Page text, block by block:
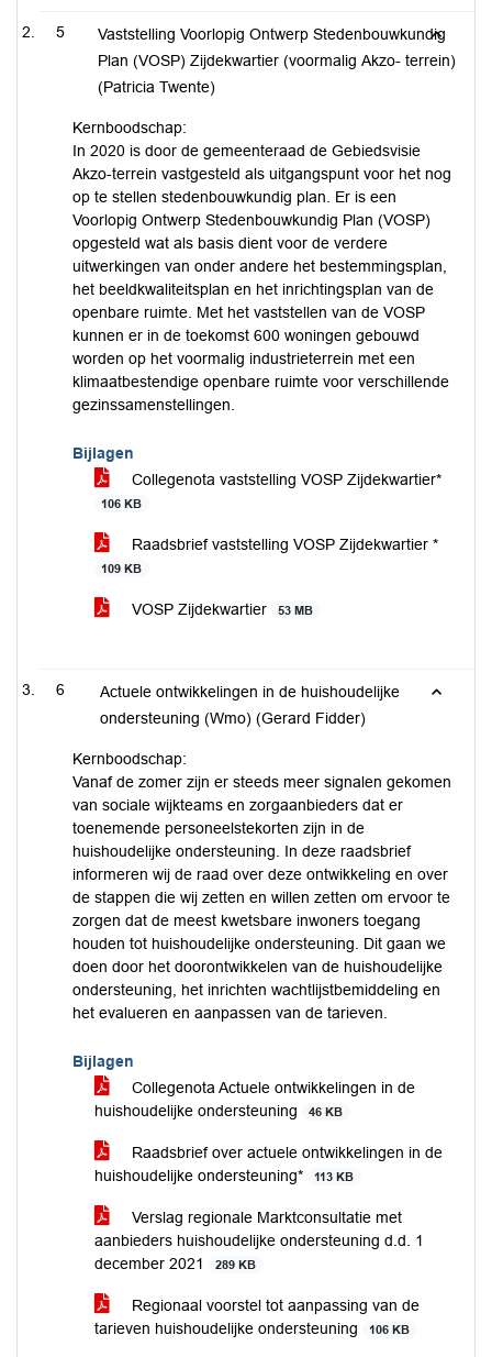
5
Vaststelling Voorlopig Ontwerp Stedenbouwkundig
Plan (VOSP) Zijdekwartier (voormalig Akzo- terrein)
(Patricia Twente)
Kernboodschap:
In 2020 is door de gemeenteraad de Gebiedsvisie
Akzo-terrein vastgesteld als uitgangspunt voor het nog
op te stellen stedenbouwkundig plan. Er is een
Voorlopig Ontwerp Stedenbouwkundig Plan (VOSP)
opgesteld wat als basis dient voor de verdere
uitwerkingen van onder andere het bestemmingsplan,
het beeldkwaliteitsplan en het inrichtingsplan van de
openbare ruimte. Met het vaststellen van de VOSP
kunnen er in de toekomst 600 woningen gebouwd
worden op het voormalig industrieterrein met een
klimaatbestendige openbare ruimte voor verschillende
gezinssamenstellingen.
Bijlagen
Collegenota vaststelling VOSP Zijdekwartier*
106 KB
Raadsbrief vaststelling VOSP Zijdekwartier *
109 KB
VOSP Zijdekwartier 53 MB
6
Actuele ontwikkelingen in de huishoudelijke
ondersteuning (Wmo) (Gerard Fidder)
Kernboodschap:
Vanaf de zomer zijn er steeds meer signalen gekomen
van sociale wijkteams en zorgaanbieders dat er
toenemende personeelstekorten zijn in de
huishoudelijke ondersteuning. In deze raadsbrief
informeren wij de raad over deze ontwikkeling en over
de stappen die wij zetten en willen zetten om ervoor te
zorgen dat de meest kwetsbare inwoners toegang
houden tot huishoudelijke ondersteuning. Dit gaan we
doen door het doorontwikkelen van de huishoudelijke
ondersteuning, het inrichten wachtlijstbemiddeling en
het evalueren en aanpassen van de tarieven.
Bijlagen
Collegenota Actuele ontwikkelingen in de
huishoudelijke ondersteuning
46 KB
Raadsbrief over actuele ontwikkelingen in de
huishoudelijke ondersteuning*
113 KB
Verslag regionale Marktconsultatie met
aanbieders huishoudelijke ondersteuning d.d. 1
december 2021
289 KB
Regionaal voorstel tot aanpassing van de
tarieven huishoudelijke ondersteuning
106 KB